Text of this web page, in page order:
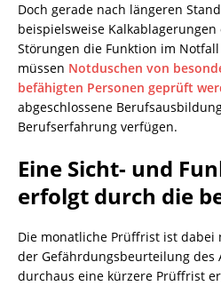
Doch gerade nach längeren
beispielsweise
Störungen die Funktion im
müssen Notduschen von
befähigten Personen geprüft
abgeschlossene
Berufserfahrung verfügen.
Eine Sicht- und
erfolgt durch die
Die monatliche Prüffrist ist dabei
der Gefährdungsbeurteilung des
durchaus eine kürzere Prüffrist